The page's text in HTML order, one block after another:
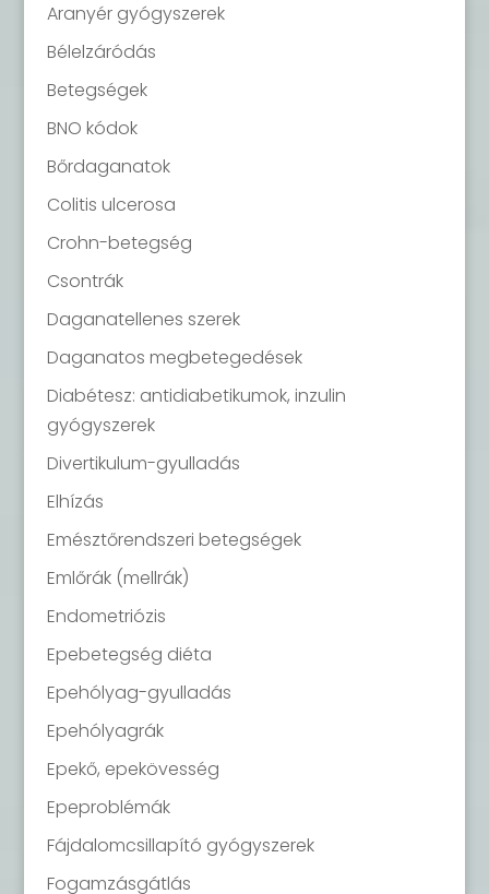
Aranyér gyógyszerek
Bélelzáródás
Betegségek
BNO kódok
Bőrdaganatok
Colitis ulcerosa
Crohn-betegség
Csontrák
Daganatellenes szerek
Daganatos megbetegedések
Diabétesz: antidiabetikumok, inzulin
gyógyszerek
Divertikulum-gyulladás
Elhízás
Emésztőrendszeri betegségek
Emlőrák (mellrák)
Endometriózis
Epebetegség diéta
Epehólyag-gyulladás
Epehólyagrák
Epekő, epekövesség
Epeproblémák
Fájdalomcsillapító gyógyszerek
Fogamzásgátlás